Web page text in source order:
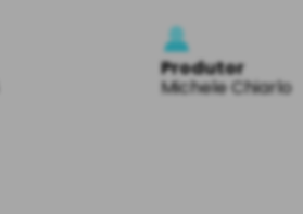
Produtor
Michele Chiarlo